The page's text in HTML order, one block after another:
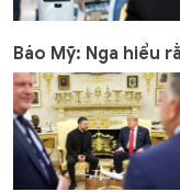
Báo Mỹ: Nga hiểu